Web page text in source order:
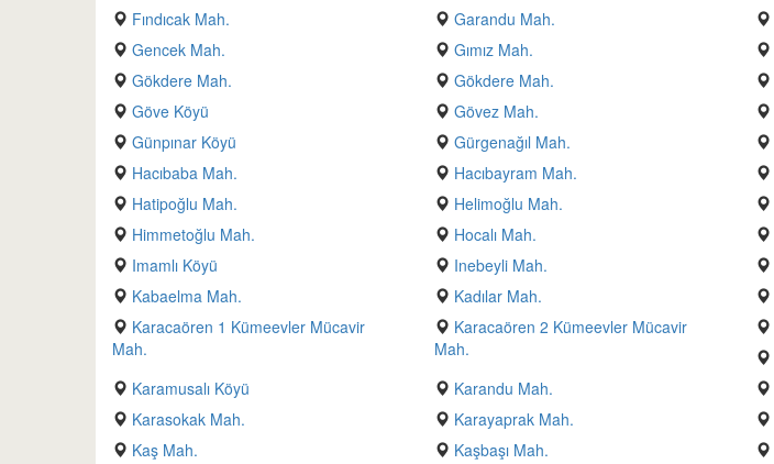
Fındıcak Mah.
Garandu Mah.
Gencek Mah.
Gımız Mah.
Gökdere Mah.
Gökdere Mah.
Göve Köyü
Gövez Mah.
Günpınar Köyü
Gürgenağıl Mah.
Hacıbaba Mah.
Hacıbayram Mah.
Hatipoğlu Mah.
Helimoğlu Mah.
Himmetoğlu Mah.
Hocalı Mah.
Imamlı Köyü
Inebeyli Mah.
Kabaelma Mah.
Kadılar Mah.
Karacaören 1 Kümeevler Mücavir
Mah.
Karacaören 2 Kümeevler Mücavir
Mah.
Karamusalı Köyü
Karandu Mah.
Karasokak Mah.
Karayaprak Mah.
Kaş Mah.
Kaşbaşı Mah.